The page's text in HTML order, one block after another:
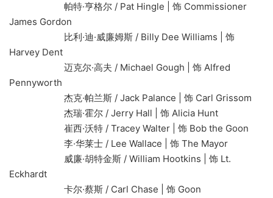
帕特·亨格尔 / Pat Hingle | 饰 Commissioner
James Gordon
比利·迪·威廉姆斯 / Billy Dee Williams | 饰
Harvey Dent
迈克尔·高夫 / Michael Gough | 饰 Alfred
Pennyworth
杰克·帕兰斯 / Jack Palance | 饰 Carl Grissom
杰瑞·霍尔 / Jerry Hall | 饰 Alicia Hunt
崔西·沃特 / Tracey Walter | 饰 Bob the Goon
李·华莱士 / Lee Wallace | 饰 The Mayor
威廉·胡特金斯 / William Hootkins | 饰 Lt.
Eckhardt
卡尔·蔡斯 / Carl Chase | 饰 Goon